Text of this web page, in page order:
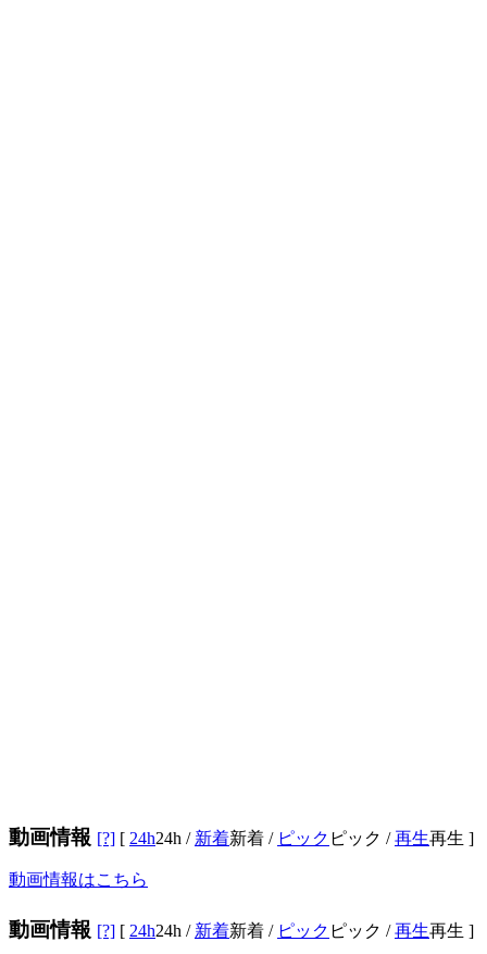
動画情報 [?] [ 24h24h / 新着新着 / ピック ピック /再生再生 ]
動画情報はこちら
動画情報 [?] [ 24h24h / 新着新着 / ピック ピック /再生再生 ]